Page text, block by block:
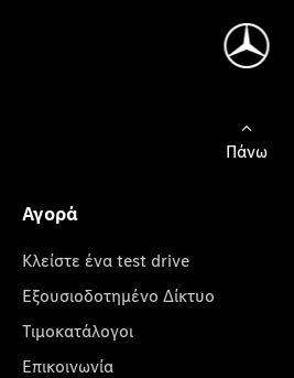
Πάνω
Αγορά
Κλείστε ένα test drive
Εξουσιοδοτημένο Δίκτυο
Τιμοκατάλογοι
Επικοινωνία